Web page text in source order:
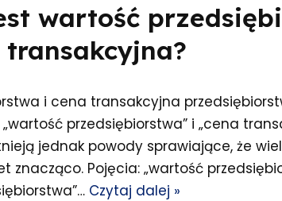
wartość
i cena transakcyjna
przedsiębiorstwa” i „cena
jednak powody sprawiające, że
znacząco. Pojęcia: „wartość
Czytaj dalej »